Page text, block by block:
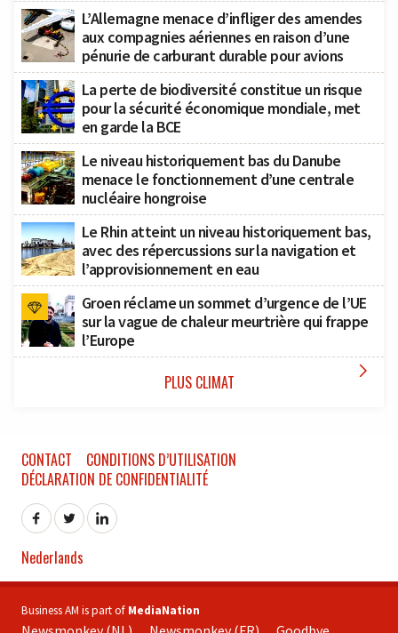
L’Allemagne menace d’infliger des amendes
aux compagnies aériennes en raison d’une
pénurie de carburant durable pour avions
La perte de biodiversité constitue un risque
pour la sécurité économique mondiale, met
en garde la BCE
Le niveau historiquement bas du Danube
menace le fonctionnement d’une centrale
nucléaire hongroise
Le Rhin atteint un niveau historiquement bas,
avec des répercussions sur la navigation et
l’approvisionnement en eau
Groen réclame un sommet d’urgence de l’UE
sur la vague de chaleur meurtrière qui frappe
l’Europe
PLUS CLIMAT 
CONTACT
CONDITIONS D’UTILISATION
DÉCLARATION DE CONFIDENTIALITÉ
Nederlands
Business AM is part of MediaNation